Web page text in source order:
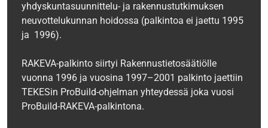
yhdyskuntasuunnittelu- ja rakennustutkimuksen
neuvottelukunnan hoidossa (palkintoa ei jaettu 1995
ja 1996).
RAKEVA-palkinto siirtyi Rakennustietosäätiölle
vuonna 1996 ja vuosina 1997–2001 palkinto jaettiin
TEKESin ProBuild-ohjelman yhteydessä joka vuosi
ProBuild-RAKEVA-palkintona.